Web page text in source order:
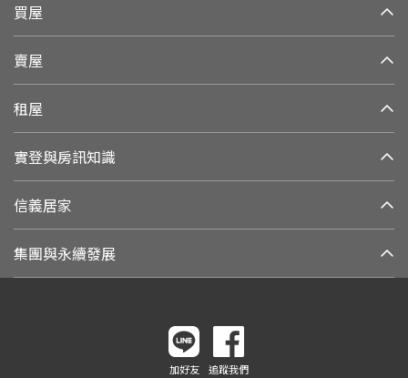
買屋
賣屋
租屋
實登與房訊知識
信義居家
集團與永續發展
加好友 追蹤我們